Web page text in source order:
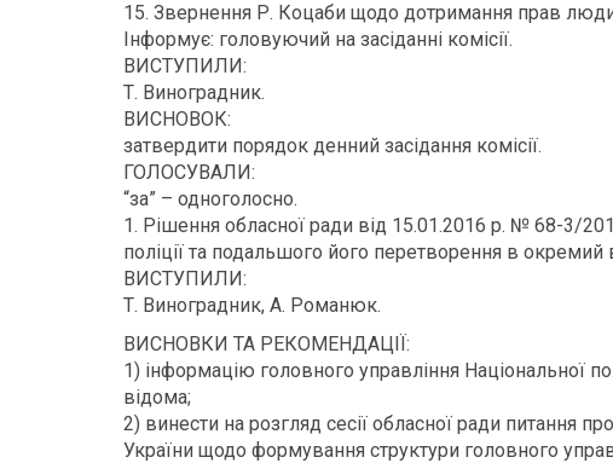
15. Звернення Р. Коцаби щодо дотримання прав
Інформує: головуючий на засіданні комісії.
ВИСТУПИЛИ:
Т. Виноградник.
ВИСНОВОК:
затвердити порядок денний засідання комісії.
ГОЛОСУВАЛИ:
“за” – одноголосно.
1. Рішення обласної ради від 15.01.2016 р. № 68-3/
поліції та подальшого його перетворення в окремий
ВИСТУПИЛИ:
Т. Виноградник, А. Романюк.
ВИСНОВКИ ТА РЕКОМЕНДАЦІЇ:
1) інформацію головного управління Національної
відома;
2) винести на розгляд сесії обласної ради питання
України щодо формування структури головного